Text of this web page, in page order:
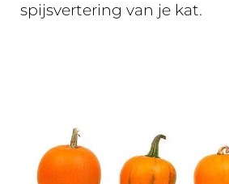
spijsvertering van je kat.